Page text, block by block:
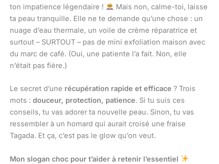
ton impatience légendaire !
Mais non, calme-toi, laisse
ta peau tranquille. Elle ne te demande qu’une chose : un
nuage d’eau thermale, un voile de crème réparatrice et
surtout – SURTOUT – pas de mini exfoliation maison avec
du marc de café. (Oui, une patiente l’a fait. Non, elle
n’était pas fière.)
Le secret d’une récupération rapide et efficace ? Trois
mots : douceur, protection, patience. Si tu suis ces
conseils, tu vas adorer ta nouvelle peau. Sinon, tu vas
ressembler à un homard qui aurait croisé une fraise
Tagada. Et ça, c’est pas le glow qu’on veut.
Mon slogan choc pour t’aider à retenir l’essentiel